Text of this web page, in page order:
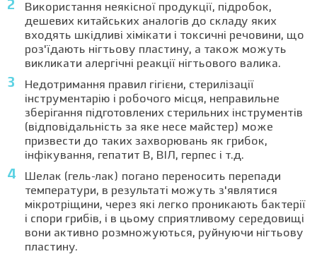
Використання неякісної продукції, підробок,
дешевих китайських аналогів до складу яких
входять шкідливі хімікати і токсичні речовини, що
роз'їдають нігтьову пластину, а також можуть
викликати алергічні реакції нігтьового валика.
Недотримання правил гігієни, стерилізації
інструментарію і робочого місця, неправильне
зберігання підготовлених стерильних інструментів
(відповідальність за яке несе майстер) може
призвести до таких захворювань як грибок,
інфікування, гепатит В, ВІЛ, герпес і т.д.
Шелак (гель-лак) погано переносить перепади
температури, в результаті можуть з'являтися
мікротріщини, через які легко проникають бактерії
і спори грибів, і в цьому сприятливому середовищі
вони активно розмножуються, руйнуючи нігтьову
пластину.